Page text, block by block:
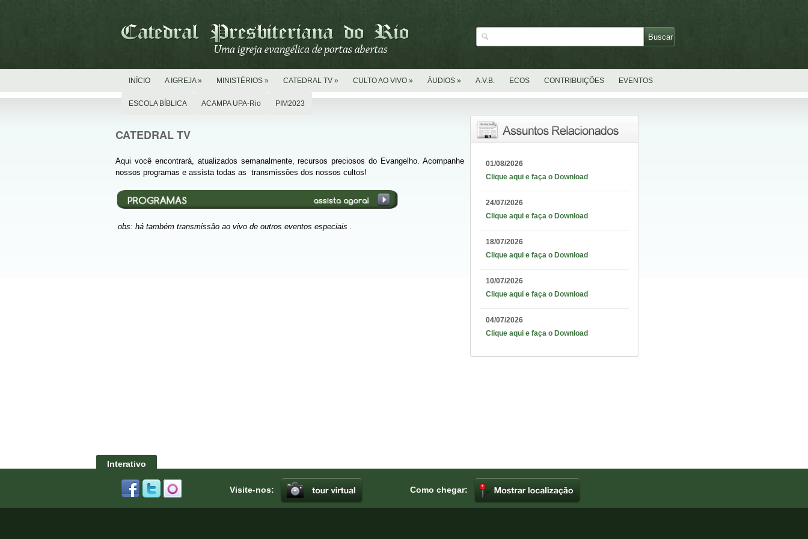
INÍCIO A IGREJA» MINISTÉRIOS » CATEDRAL TV » CULTO AO VIVO » ÁUDIOS » A.V.B. ECOS CONTRIBUIÇÕES EVENTOS
ESCOLA BÍBLICA ACAMPA UPA-Rio PIM2023
CATEDRAL TV
Aqui você encontrará, atualizados semanalmente, recursos preciosos do Evangelho. Acompanhe
nossos programas e assista todas as transmissões dos nossos cultos!
obs: há também transmissão ao vivo de outros eventos especiais .
01/08/2026
Clique aqui e faça o Download
24/07/2026
Clique aqui e faça o Download
18/07/2026
Clique aqui e faça o Download
10/07/2026
Clique aqui e faça o Download
04/07/2026
Clique aqui e faça o Download
Interativo
Visite-nos: Como chegar: